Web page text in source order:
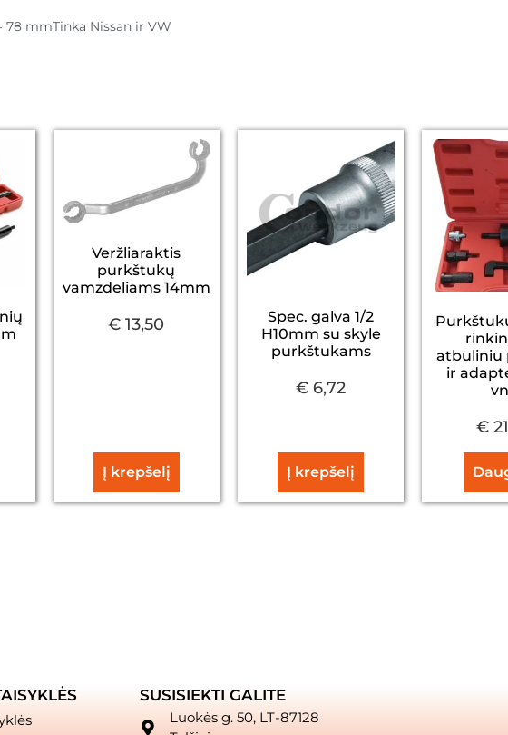
78 mmTinka Nissan ir VW
Veržliaraktis
purkštukų
vamzdeliams 14mm
€ 13,50
Į krepšelį
Spec. galva 1/2
H10mm su skyle
purkštukams
€ 6,72
Į krepšelį
atbuliniu
ir
€
SUSISIEKTI GALITE
Luokės g. 50, LT-87128